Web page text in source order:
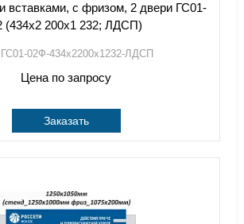
вставками, с фризом, 2 двери ГС01-
(434х2 200х1 232; ЛДСП)
ГС01-02Ф-434х2200х1232-ЛДСП
Цена по запросу
Заказать